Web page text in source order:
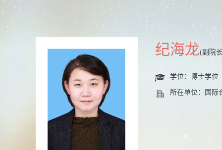
纪海龙(副院
学位：博士学位
所在单位：国际